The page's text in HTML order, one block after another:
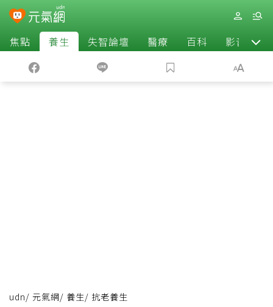
焦點 養生 失智論壇 醫療 百科 影音
udn/ 元氣網/ 養生/ 抗老養生